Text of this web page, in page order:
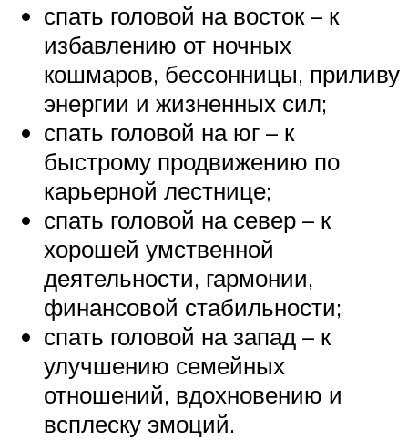
спать головой на восток – к
избавлению от ночных
кошмаров, бессонницы, приливу
энергии и жизненных сил;
спать головой на юг – к
быстрому продвижению по
карьерной лестнице;
спать головой на север – к
хорошей умственной
деятельности, гармонии,
финансовой стабильности;
спать головой на запад – к
улучшению семейных
отношений, вдохновению и
всплеску эмоций.